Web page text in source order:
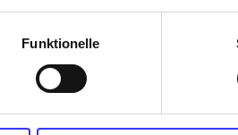
Funktionelle